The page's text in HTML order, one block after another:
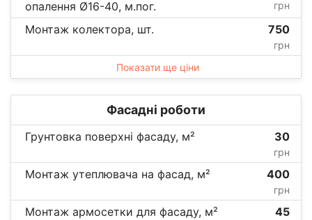
опалення Ø16-40, м.пог. грн
Монтаж колектора, шт. 750
грн
Показати ще ціни
Фасадні роботи
Грунтовка поверхні фасаду, м² 30
грн
Монтаж утеплювача на фасад, м² 400
грн
Монтаж армосетки для фасаду, м² 45